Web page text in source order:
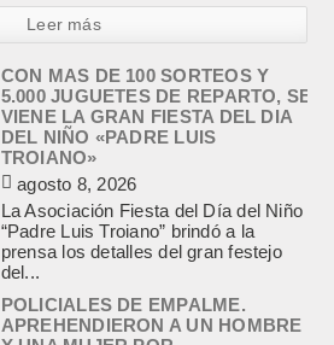
Leer más
POLICIALES DE EMPALME.
APREHENDIERON A UN HOMBRE
Y UNA MUJER POR
COMERCIALIZAR DROGAS
En la noche del viernes, en calle
Independencia entre San Patricio y
Rivadavia de Empalme, personal de
la Comisaría Segunda...
VETERANO DE MALVINAS DE
LOBOS